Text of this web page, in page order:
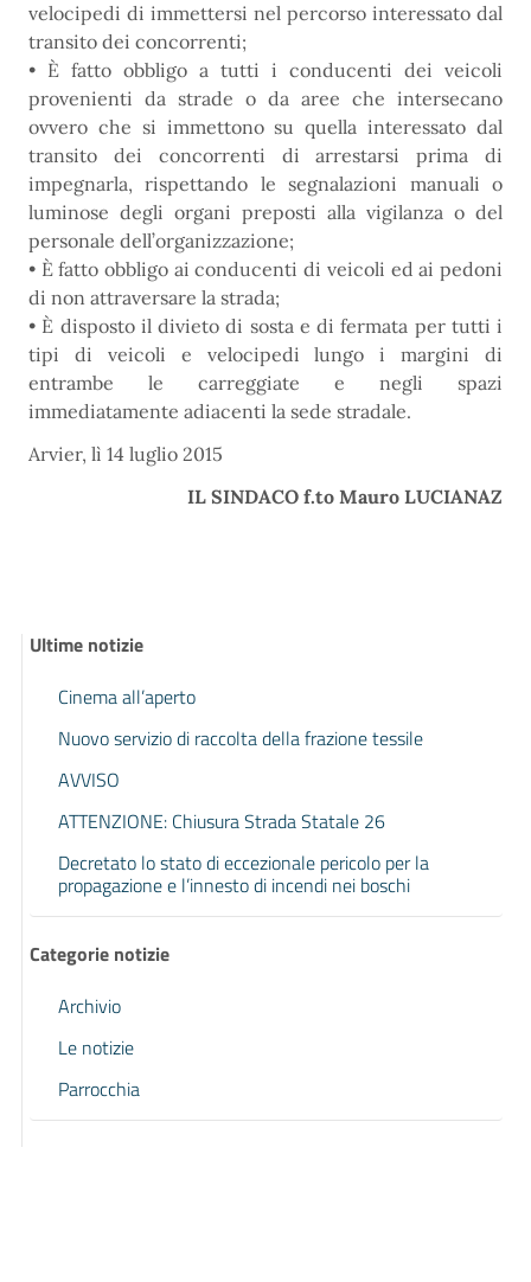
velocipedi di immettersi nel percorso interessato dal
transito dei concorrenti;
• È fatto obbligo a tutti i conducenti dei veicoli
provenienti da strade o da aree che intersecano
ovvero che si immettono su quella interessato dal
transito dei concorrenti di arrestarsi prima di
impegnarla, rispettando le segnalazioni manuali o
luminose degli organi preposti alla vigilanza o del
personale dell’organizzazione;
• È fatto obbligo ai conducenti di veicoli ed ai pedoni
di non attraversare la strada;
• È disposto il divieto di sosta e di fermata per tutti i
tipi di veicoli e velocipedi lungo i margini di
entrambe le carreggiate e negli spazi
immediatamente adiacenti la sede stradale.
Arvier, lì 14 luglio 2015
IL SINDACO f.to Mauro LUCIANAZ
Ultime notizie
Cinema all’aperto
Nuovo servizio di raccolta della frazione tessile
AVVISO
ATTENZIONE: Chiusura Strada Statale 26
Decretato lo stato di eccezionale pericolo per la
propagazione e l’innesto di incendi nei boschi
Categorie notizie
Archivio
Le notizie
Parrocchia